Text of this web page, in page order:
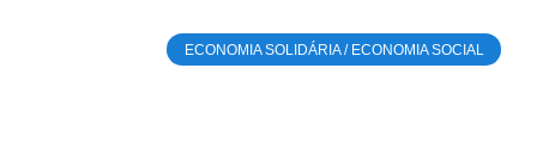
ECONOMIA SOLIDÁRIA / ECONOMIA SOCIAL